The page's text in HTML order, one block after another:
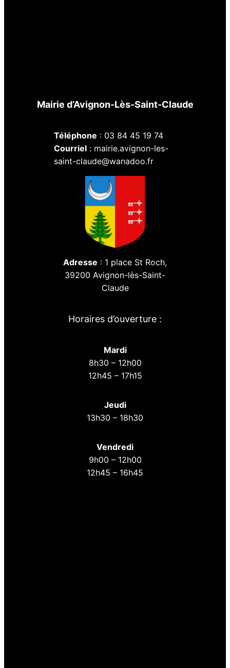
Mairie d’Avignon-Lès-Saint-Claude
Téléphone : 03 84 45 19 74
Courriel: mairie.avignon-les-
saint-claude@wanadoo.fr
Adresse : 1 place St Roch,
39200 Avignon-lès-Saint-
Claude
Horaires d’ouverture :
Mardi
8h30 – 12h00
12h45 – 17h15
Jeudi
13h30 – 18h30
Vendredi
9h00 – 12h00
12h45 – 16h45